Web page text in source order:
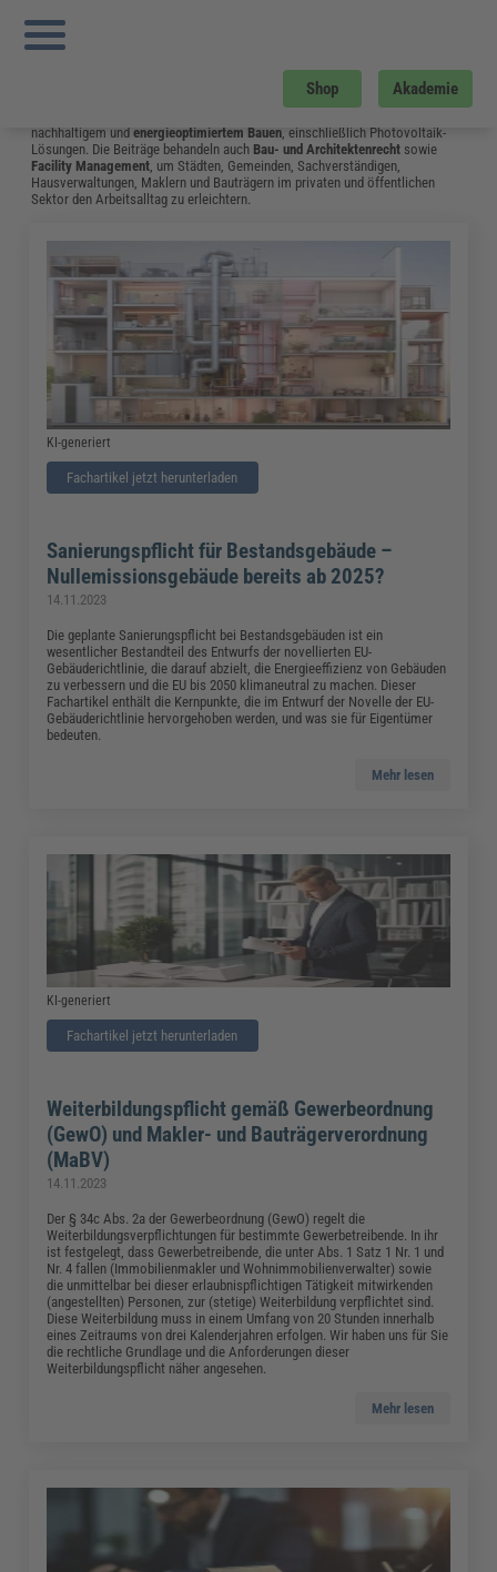
Shop Akademie
Sie sind hier:
Bau und Gebäudemanagement
Vom Neubau bis hin zum Umgang mit Bauschäden: Das Fachwissen aus dem
Bereich Bau & Gebäudemanagement unterstützt Fachleute in Bauplanung,
nachhaltigem undenergieoptimiertem Bauen, einschließlich Photovoltaik-
Lösungen. Die Beiträge behandeln auch Bau- und Architektenrecht sowie
Facility Management, um Städten, Gemeinden, Sachverständigen,
Hausverwaltungen, Maklern und Bauträgern im privaten und öffentlichen
Sektor den Arbeitsalltag zu erleichtern.
KI-generiert
Fachartikel jetzt herunterladen
Sanierungspflicht für Bestandsgebäude –
Nullemissionsgebäude bereits ab 2025?
14.11.2023
Die geplante Sanierungspflicht bei Bestandsgebäuden ist ein
wesentlicher Bestandteil des Entwurfs der novellierten EU-
Gebäuderichtlinie, die darauf abzielt, die Energieeffizienz von Gebäuden
zu verbessern und die EU bis 2050 klimaneutral zu machen. Dieser
Fachartikel enthält die Kernpunkte, die im Entwurf der Novelle der EU-
Gebäuderichtlinie hervorgehoben werden, und was sie für Eigentümer
bedeuten.
Mehr lesen
KI-generiert
Fachartikel jetzt herunterladen
Weiterbildungspflicht gemäß Gewerbeordnung
(GewO) und Makler- und Bauträgerverordnung
(MaBV)
14.11.2023
Der § 34c Abs. 2a der Gewerbeordnung (GewO) regelt die
Weiterbildungsverpflichtungen für bestimmte Gewerbetreibende. In ihr
ist festgelegt, dass Gewerbetreibende, die unter Abs. 1 Satz 1 Nr. 1 und
Nr. 4 fallen (Immobilienmakler und Wohnimmobilienverwalter) sowie
die unmittelbar bei dieser erlaubnispflichtigen Tätigkeit mitwirkenden
(angestellten) Personen, zur (stetige) Weiterbildung verpflichtet sind.
Diese Weiterbildung muss in einem Umfang von 20 Stunden innerhalb
eines Zeitraums von drei Kalenderjahren erfolgen. Wir haben uns für Sie
die rechtliche Grundlage und die Anforderungen dieser
Weiterbildungspflicht näher angesehen.
Mehr lesen